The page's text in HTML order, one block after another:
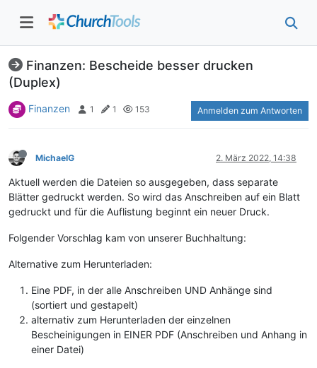
Finanzen: Bescheide besser drucken
(Duplex)
Finanzen 1 1 153 Anmelden zum Antworten
MichaelG 2. März 2022, 14:38
Aktuell werden die Dateien so ausgegeben, dass separate
Blätter gedruckt werden. So wird das Anschreiben auf ein Blatt
gedruckt und für die Auflistung beginnt ein neuer Druck.
Folgender Vorschlag kam von unserer Buchhaltung:
Alternative zum Herunterladen:
Eine PDF, in der alle Anschreiben UND Anhänge sind
(sortiert und gestapelt)
alternativ zum Herunterladen der einzelnen
Bescheinigungen in EINER PDF (Anschreiben und Anhang in
einer Datei)